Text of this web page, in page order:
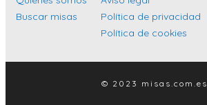
Las Palmas
Alicante
Buscar misas
Política de privacidad
Política de cookies
© 2023 misas.com.es